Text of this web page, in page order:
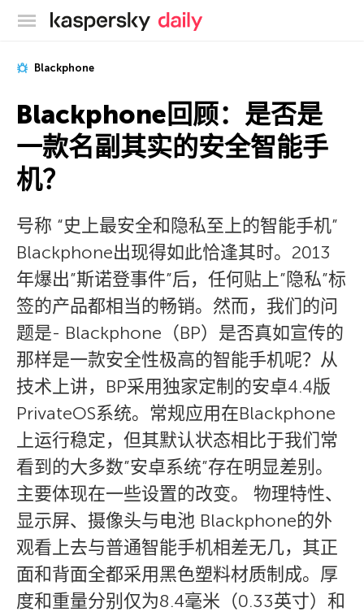
卡巴斯基官方博客
Blackphone
Blackphone回顾：是否是
一款名副其实的安全智能手
机？
号称 “史上最安全和隐私至上的智能手机”
Blackphone出现得如此恰逢其时。2013
年爆出”斯诺登事件”后，任何贴上”隐私”标
签的产品都相当的畅销。然而，我们的问
题是- Blackphone（BP）是否真如宣传的
那样是一款安全性极高的智能手机呢？从
技术上讲，BP采用独家定制的安卓4.4版
PrivateOS系统。常规应用在Blackphone
上运行稳定，但其默认状态相比于我们常
看到的大多数”安卓系统”存在明显差别。
主要体现在一些设置的改变。 物理特性、
显示屏、摄像头与电池 Blackphone的外
观看上去与普通智能手机相差无几，其正
面和背面全都采用黑色塑料材质制成。厚
度和重量分别仅为8.4毫米（0.33英寸）和